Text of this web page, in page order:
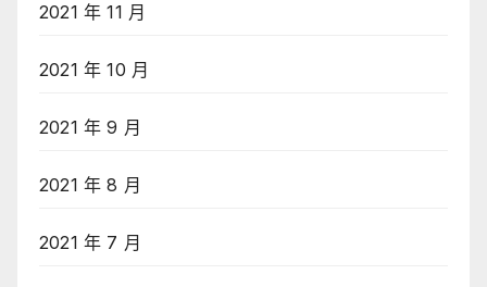
2021 年 11 月
2021 年 10 月
2021 年 9 月
2021 年 8 月
2021 年 7 月